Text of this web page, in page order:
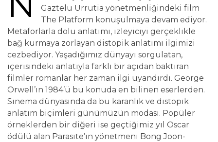
Gaztelu Urrutia yönetmenliğindeki film
The Platform konuşulmaya devam ediyor.
Metaforlarla dolu anlatımı, izleyiciyi gerçeklikle
bağ kurmaya zorlayan distopik anlatımı ilgimizi
cezbediyor. Yaşadığımız dünyayı sorgulatan,
içerisindeki anlatıyla farklı bir açıdan baktıran
filmler romanlar her zaman ilgi uyandırdı. George
Orwell’ın 1984’ü bu konuda en bilinen eserlerden.
Sinema dünyasında da bu karanlık ve distopik
anlatım biçimleri günümüzün modası. Popüler
örneklerden bir diğeri ise geçtiğimiz yıl Oscar
ödülü alan Parasite’in yönetmeni Bong Joon-